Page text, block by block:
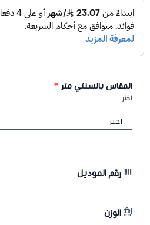
المقاس بالسنتي متر *
اختر
رقم الموديل
الوزن